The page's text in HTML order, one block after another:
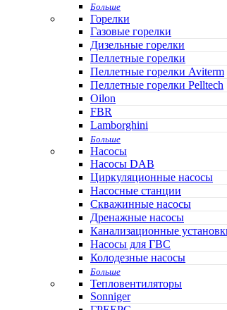
Больше
Горелки
Газовые горелки
Дизельные горелки
Пеллетные горелки
Пеллетные горелки Aviterm
Пеллетные горелки Pelltech
Oilon
FBR
Lamborghini
Больше
Насосы
Насосы DAB
Циркуляционные насосы
Насосные станции
Скважинные насосы
Дренажные насосы
Канализационные
Насосы для ГВС
Колодезные насосы
Больше
Тепловентиляторы
Sonniger